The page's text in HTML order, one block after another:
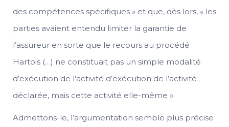
des compétences spécifiques » et que, dès lors, « les
parties avaient entendu limiter la garantie de
l’assureur en sorte que le recours au procédé
Hartois (…) ne constituait pas un simple modalité
d’exécution de l’activité d’exécution de l’activité
déclarée, mais cette activité elle-même ».
Admettons-le, l’argumentation semble plus précise